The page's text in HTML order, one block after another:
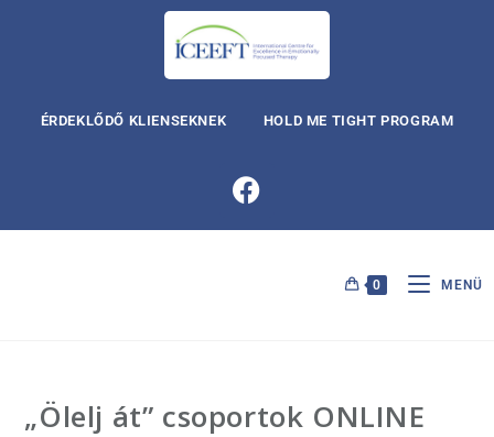
ÉRDEKLŐDŐ KLIENSEKNEK HOLD ME TIGHT PROGRAM
0 MENÜ
„Ölelj át” csoportok ONLINE